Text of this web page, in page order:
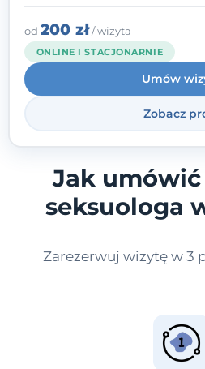
empatii i pokory.
nauczycielki,
i seksuologa
przestrzeń, w
wsparcie. Nie
ale mogę obiecać,
od 200 zł/ wizyta
ONLINE I STACJONARNIE
Umów
Zobacz
Jak
seksuologa
Zarezerwuj wizytę w 3